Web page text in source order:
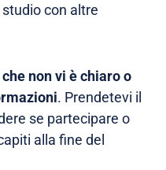
con altre
non vi è chiaro o
. Prendetevi il
se partecipare o
alla fine del